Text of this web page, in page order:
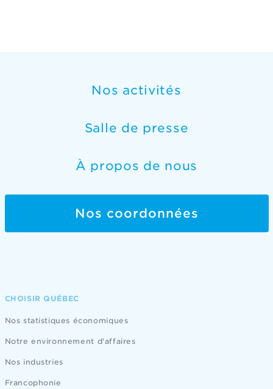
Nos activités
Salle de presse
À propos de nous
Nos coordonnées
CHOISIR QUÉBEC
Nos statistiques économiques
Notre environnement d'affaires
Nos industries
Francophonie